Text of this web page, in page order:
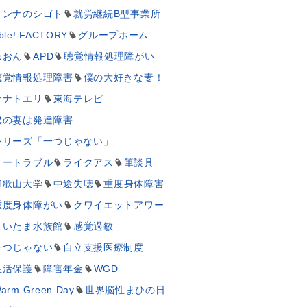
ンナのシゴト
就労継続B型事業所
FACTORY
グループホーム
おん
APD
聴覚情報処理障がい
覚情報処理障害
僕の大好きな妻！
ナトエリ
東海テレビ
の妻は発達障害
リーズ「一つじゃない」
ートラブル
ライクアス
筆談具
歌山大学
中途失聴
重度身体障害
度身体障がい
クワイエットアワー
いたま水族館
感覚過敏
つじゃない
自立支援医療制度
活保護
障害年金
WGD
Green Day
世界脳性まひの日